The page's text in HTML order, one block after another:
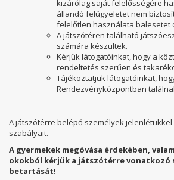
kizárólag saját felelősségére
állandó felügyeletet nem
felelőtlen használata balesetet
A játszótéren található
számára készültek.
Kérjük látogatóinkat, hogy a
rendeltetés szerűen és
Tájékoztatjuk látogatóinkat,
Rendezvényközpontban
A játszótérre belépő személyek
szabályait.
A gyermekek megóvása érdekében,
okokból kérjük a játszótérre vonatkozó
betartását!